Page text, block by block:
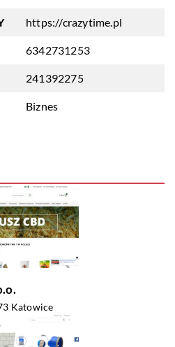
https://crazytime.pl
6342731253
241392275
Biznes
Katowice